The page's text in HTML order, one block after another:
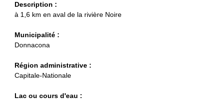
Description :
à 1,6 km en aval de la rivière Noire
Municipalité :
Donnacona
Région administrative :
Capitale-Nationale
Lac ou cours d'eau :